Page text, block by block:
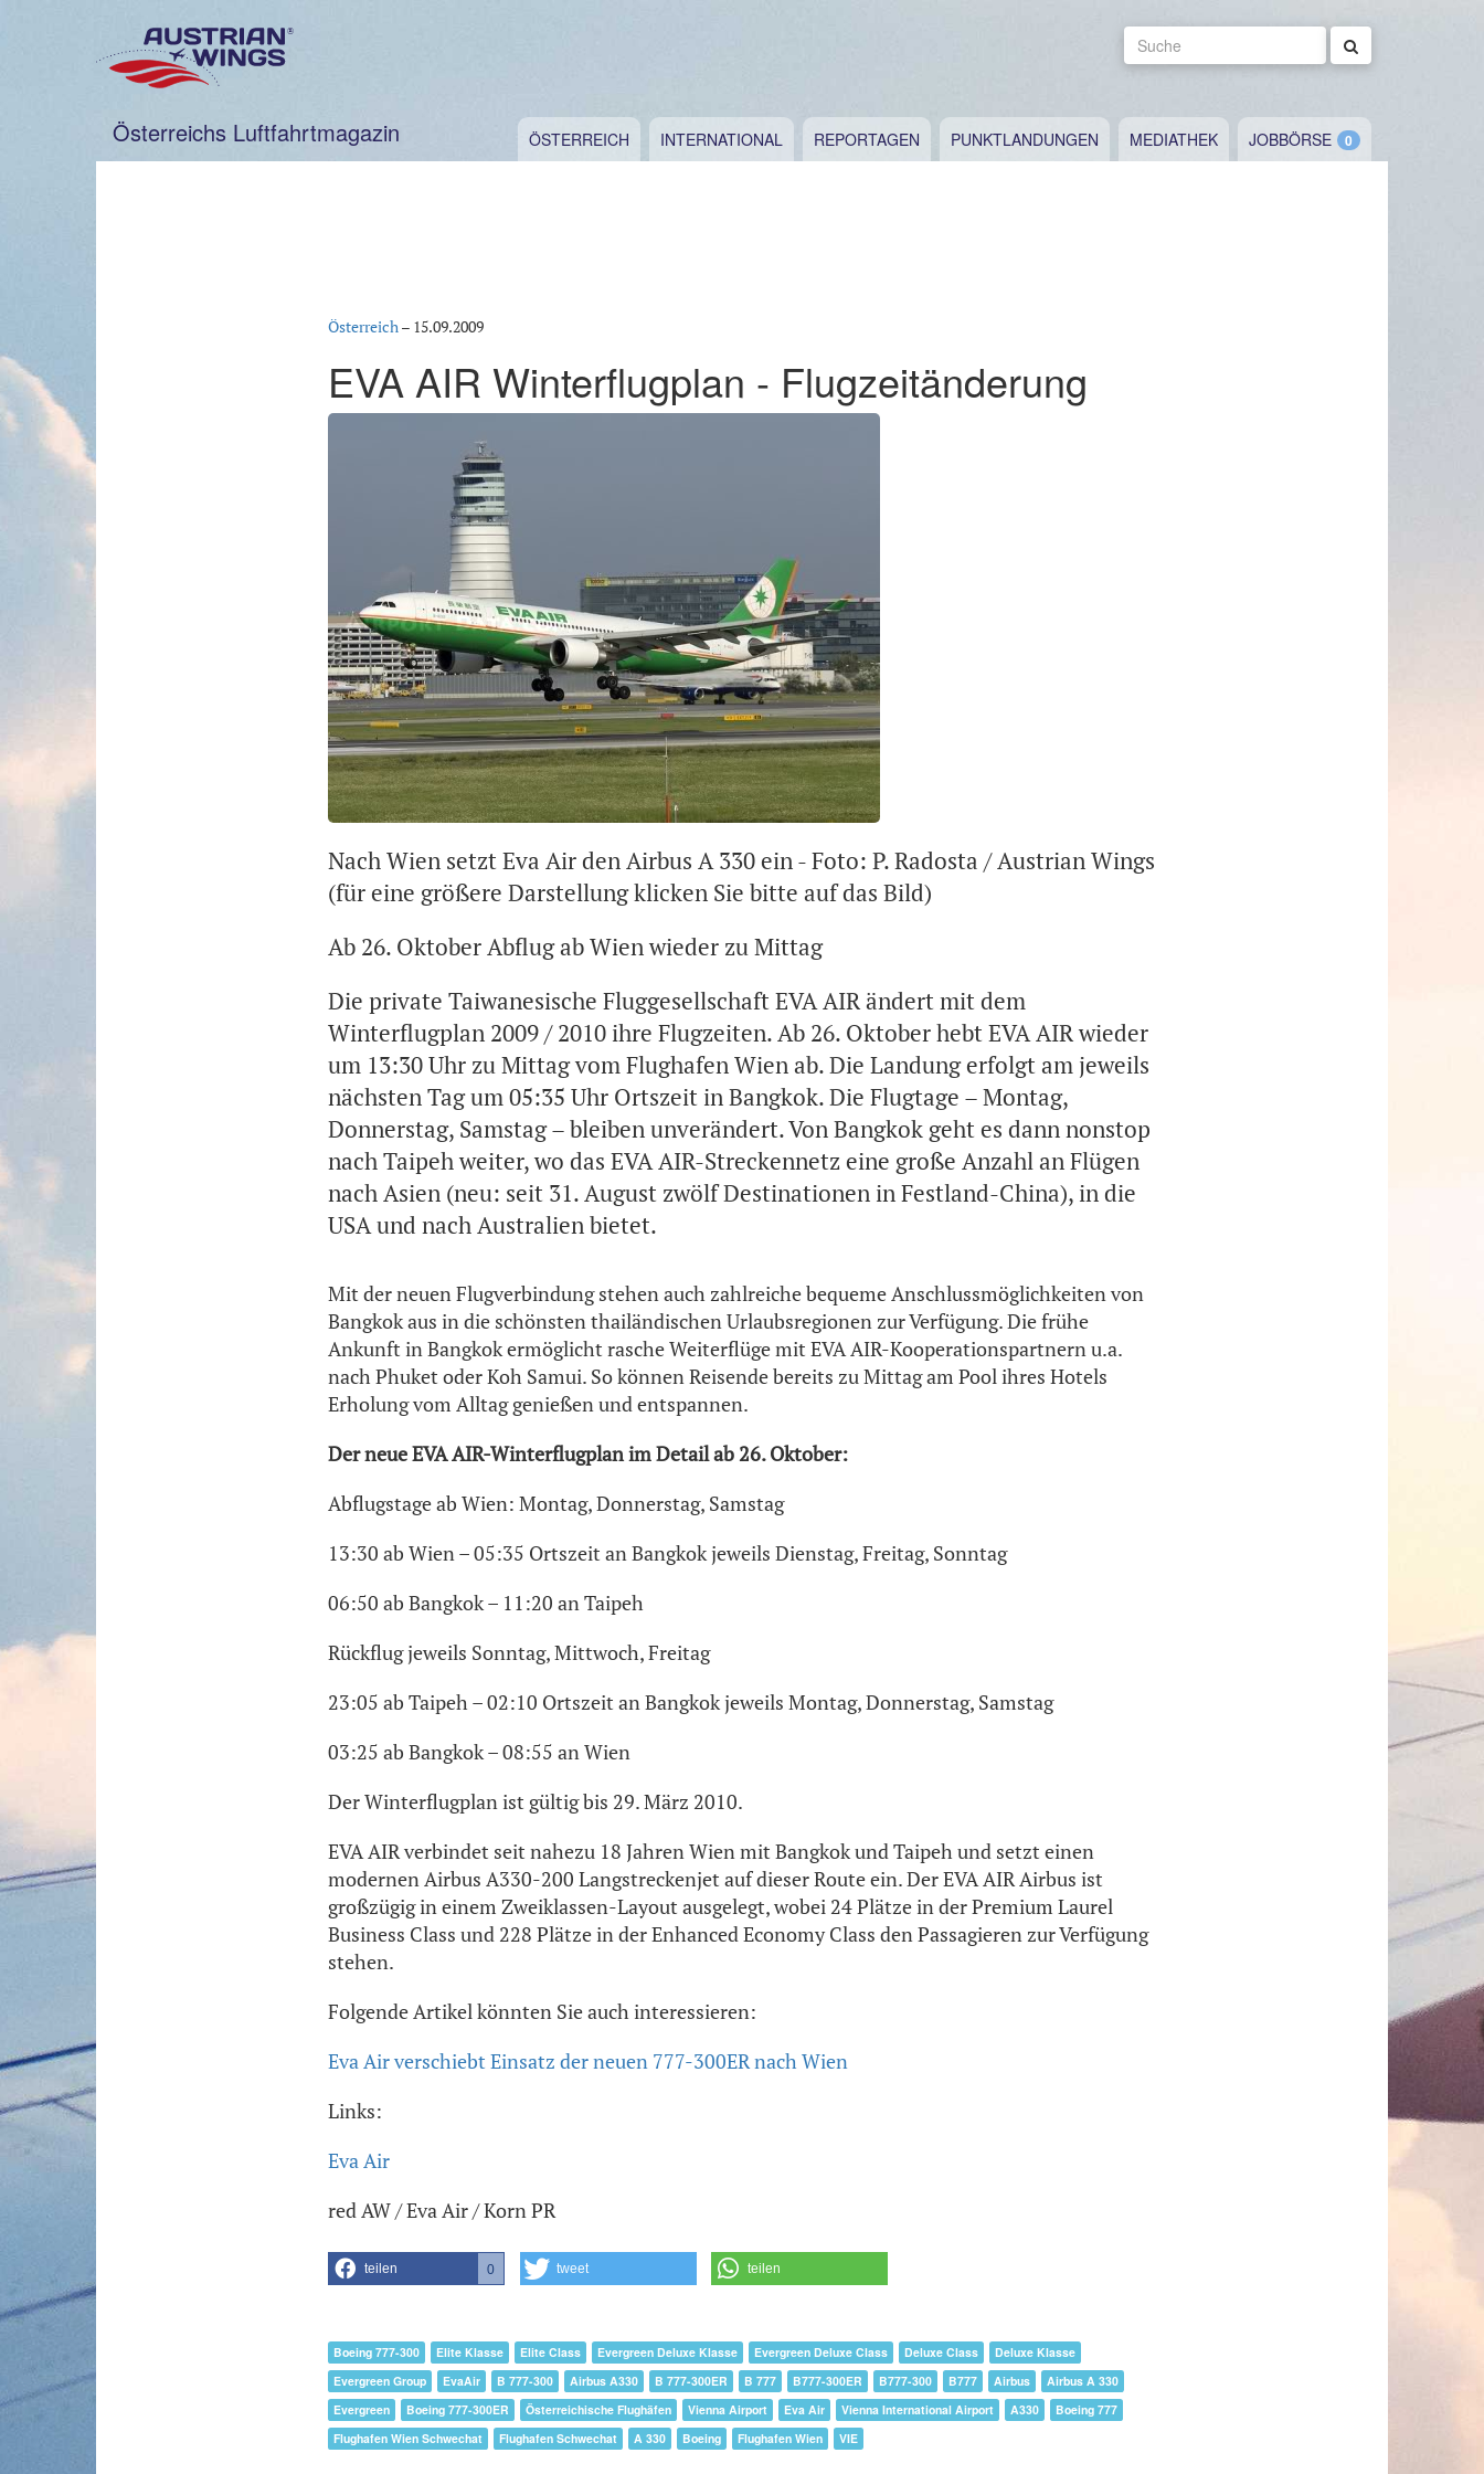
Suche
Österreichs Luftfahrtmagazin ÖSTERREICH INTERNATIONAL REPORTAGEN PUNKTLANDUNGEN MEDIATHEK JOBBÖRSE
Österreich– 15.09.2009
EVA AIR Winterflugplan - Flugzeitänderung
Nach Wien setzt Eva Air den Airbus A 330 ein - Foto: P. Radosta / Austrian Wings
(für eine größere Darstellung klicken Sie bitte auf das Bild)
Ab 26. Oktober Abflug ab Wien wieder zu Mittag
Die private Taiwanesische Fluggesellschaft EVA AIR ändert mit dem
Winterflugplan 2009 / 2010 ihre Flugzeiten. Ab 26. Oktober hebt EVA AIR wieder
um 13:30 Uhr zu Mittag vom Flughafen Wien ab. Die Landung erfolgt am jeweils
nächsten Tag um 05:35 Uhr Ortszeit in Bangkok. Die Flugtage – Montag,
Donnerstag, Samstag – bleiben unverändert. Von Bangkok geht es dann nonstop
nach Taipeh weiter, wo das EVA AIR-Streckennetz eine große Anzahl an Flügen
nach Asien (neu: seit 31. August zwölf Destinationen in Festland-China), in die
USA und nach Australien bietet.
Mit der neuen Flugverbindung stehen auch zahlreiche bequeme Anschlussmöglichkeiten von
Bangkok aus in die schönsten thailändischen Urlaubsregionen zur Verfügung. Die frühe
Ankunft in Bangkok ermöglicht rasche Weiterflüge mit EVA AIR-Kooperationspartnern u.a.
nach Phuket oder Koh Samui. So können Reisende bereits zu Mittag am Pool ihres Hotels
Erholung vom Alltag genießen und entspannen.
Der neue EVA AIR-Winterflugplan im Detail ab 26. Oktober:
Abflugstage ab Wien: Montag, Donnerstag, Samstag
13:30 ab Wien – 05:35 Ortszeit an Bangkok jeweils Dienstag, Freitag, Sonntag
06:50 ab Bangkok – 11:20 an Taipeh
Rückflug jeweils Sonntag, Mittwoch, Freitag
23:05 ab Taipeh – 02:10 Ortszeit an Bangkok jeweils Montag, Donnerstag, Samstag
03:25 ab Bangkok – 08:55 an Wien
Der Winterflugplan ist gültig bis 29. März 2010.
EVA AIR verbindet seit nahezu 18 Jahren Wien mit Bangkok und Taipeh und setzt einen
modernen Airbus A330-200 Langstreckenjet auf dieser Route ein. Der EVA AIR Airbus ist
großzügig in einem Zweiklassen-Layout ausgelegt, wobei 24 Plätze in der Premium Laurel
Business Class und 228 Plätze in der Enhanced Economy Class den Passagieren zur Verfügung
stehen.
Folgende Artikel könnten Sie auch interessieren:
Eva Air verschiebt Einsatz der neuen 777-300ER nach Wien
Links:
Eva Air
red AW / Eva Air / Korn PR
teilen 0 tweet teilen
Boeing 777-300 Elite Klasse Elite Class Evergreen Deluxe Klasse Evergreen Deluxe Class Deluxe Class
Deluxe Klasse
Evergreen Group
EvaAir B 777-300 Airbus A330 B 777-300ER B 777 B777-300ER B777-300 B777 Airbus
Airbus A 330
Evergreen
Boeing 777-300ER Österreichische Flughäfen Vienna Airport Eva Air Vienna International Airport A330
Boeing 777
Flughafen Wien Schwechat
Flughafen Schwechat A 330 Boeing Flughafen Wien VIE